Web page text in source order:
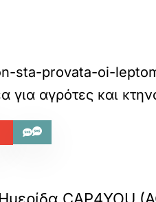
sta-provata-oi-
αγρότες και
Ημερίδα CAP4YOU